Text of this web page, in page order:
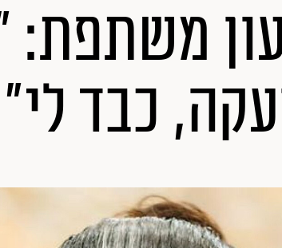
משתפת:
כבד לי"